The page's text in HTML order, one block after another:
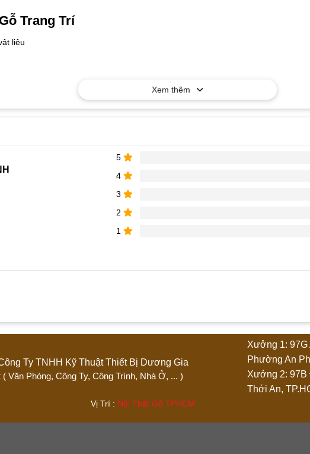
Trang Trí
liệu
Trí
Xem thêm
5
4
3
2
1
sản phẩm “Bàn giám đốc chữ L 2m x 1m8”
Công Ty TNHH Kỹ Thuật Thiết Bị Dương Gia
( Văn Phòng, Công Ty, Công Trình, Nhà Ở, ... )
Vị Trí : Nội Thất Gỗ TPHCM
Xưởng 1:
Phường An
Xưởng 2:
Thới An,